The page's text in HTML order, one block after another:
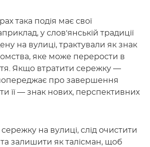
така подія має свої
у слов'янській традиції
на вулиці, трактували як знак
яке може перерости в
Якщо втратити сережку —
про завершення
її — знак нових, перспективних
на вулиці, слід очистити
залишити як талісман, щоб